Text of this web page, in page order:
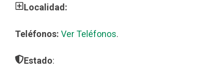
Localidad:
Teléfonos: Ver Teléfonos.
Estado: